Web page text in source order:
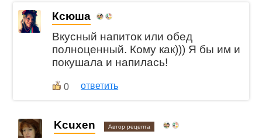
Ксюша
Вкусный напиток или обед
полноценный. Кому как))) Я бы им и
покушала и напилась!
0 ответить
Kcuxen Автор рецепта